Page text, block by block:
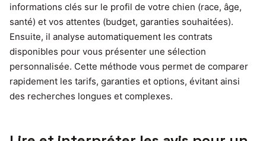
informations clés sur le profil de votre chien (race, âge,
santé) et vos attentes (budget, garanties souhaitées).
Ensuite, il analyse automatiquement les contrats
disponibles pour vous présenter une sélection
personnalisée. Cette méthode vous permet de comparer
rapidement les tarifs, garanties et options, évitant ainsi
des recherches longues et complexes.